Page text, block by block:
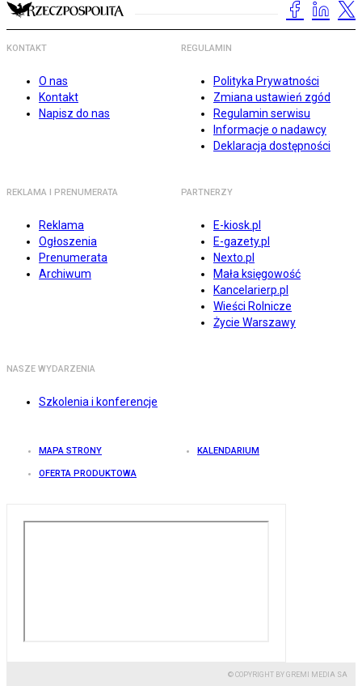
KONTAKT
O nas
Kontakt
Napisz do nas
REGULAMIN
Polityka Prywatności
Zmiana ustawień zgód
Regulamin serwisu
Informacje o nadawcy
Deklaracja dostępności
REKLAMA I PRENUMERATA
Reklama
Ogłoszenia
Prenumerata
Archiwum
PARTNERZY
E-kiosk.pl
E-gazety.pl
Nexto.pl
Mała księgowość
Kancelarierp.pl
Wieści Rolnicze
Życie Warszawy
NASZE WYDARZENIA
Szkolenia i konferencje
MAPA STRONY KALENDARIUM
OFERTA PRODUKTOWA
© COPYRIGHT BY GREMI MEDIA SA